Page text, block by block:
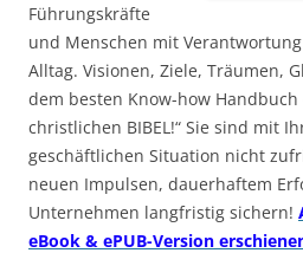
Führungskräfte
und Menschen mit
Alltag. Visionen, Ziele, Träumen,
dem besten Know-how Handbuch
christlichen BIBEL!“ Sie sind mit
geschäftlichen Situation nicht
neuen Impulsen, dauerhaftem
Unternehmen langfristig sichern!
eBook & ePUB-Version